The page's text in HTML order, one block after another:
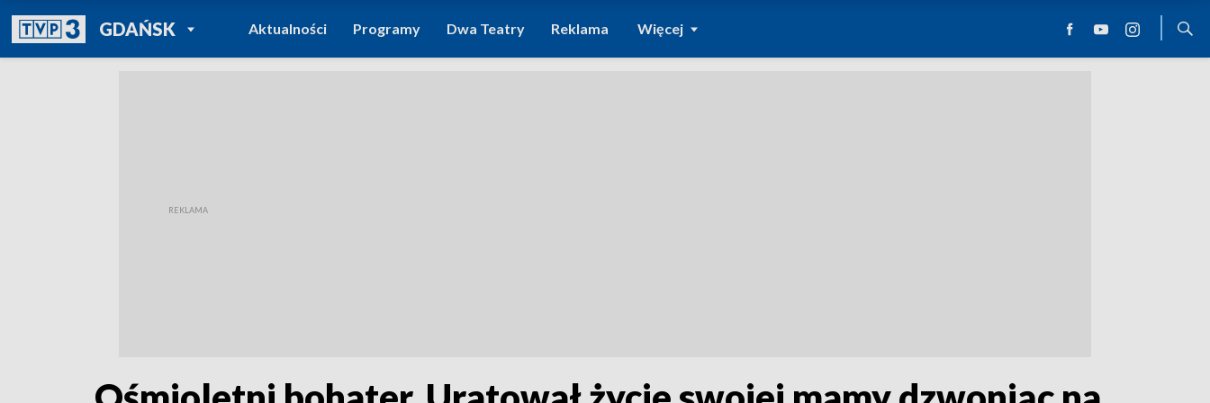
GDAŃSKPOWRÓT DO
TVP REGIONY
Aktualności Programy Dwa Teatry Reklama Więcej